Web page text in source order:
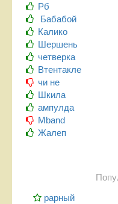
Рб
Бабабой
Калико
Шершень
четверка
Втентакле
чи не
Шкила
ампулда
Mband
Жалеп
рарный